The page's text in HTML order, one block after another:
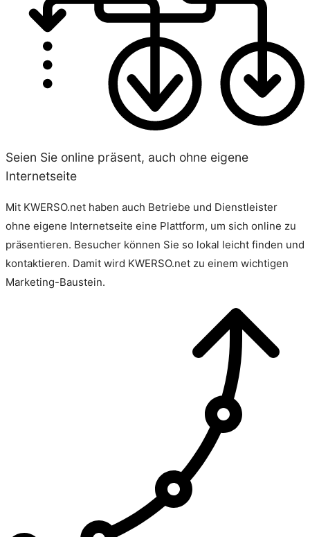
Seien Sie online präsent, auch ohne eigene
Internetseite
Mit KWERSO.net haben auch Betriebe und Dienstleister
ohne eigene Internetseite eine Plattform, um sich online zu
präsentieren. Besucher können Sie so lokal leicht finden und
kontaktieren. Damit wird KWERSO.net zu einem wichtigen
Marketing-Baustein.